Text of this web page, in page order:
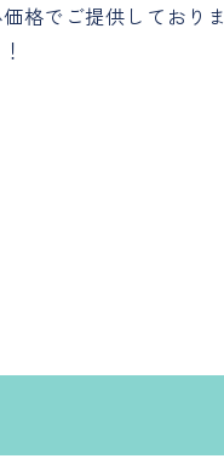
格でご提供しておりま